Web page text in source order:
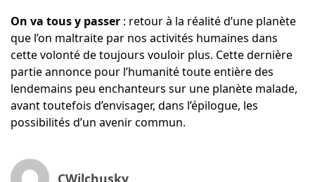
On va tous y passer: retour à la réalité d’une planète
que l’on maltraite par nos activités humaines dans
cette volonté de toujours vouloir plus. Cette dernière
partie annonce pour l’humanité toute entière des
lendemains peu enchanteurs sur une planète malade,
avant toutefois d’envisager, dans l’épilogue, les
possibilités d’un avenir commun.
CWilchusky